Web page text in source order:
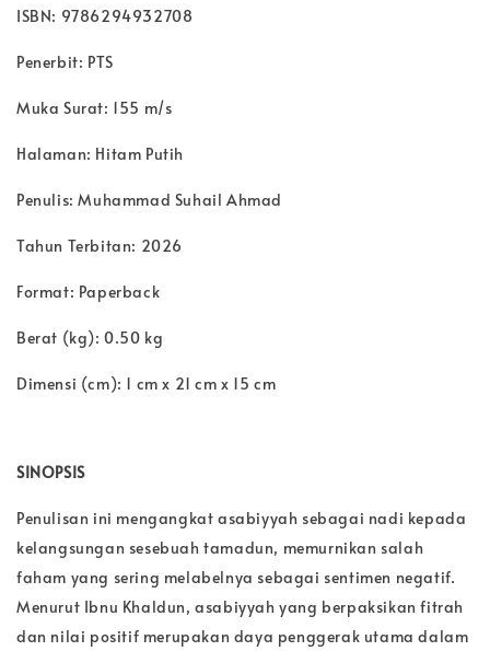
ISBN: 9786294932708
Penerbit: PTS
Muka Surat: 155 m/s
Halaman: Hitam Putih
Penulis: Muhammad Suhail Ahmad
Tahun Terbitan: 2026
Format: Paperback
Berat (kg): 0.50 kg
Dimensi (cm): 1 cm x 21 cm x 15 cm
SINOPSIS
Penulisan ini mengangkat asabiyyah sebagai nadi kepada
kelangsungan sesebuah tamadun, memurnikan salah
faham yang sering melabelnya sebagai sentimen negatif.
Menurut Ibnu Khaldun, asabiyyah yang berpaksikan fitrah
dan nilai positif merupakan daya penggerak utama dalam